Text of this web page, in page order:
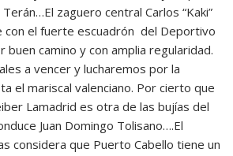
zaguero central Carlos “Kaki”
con el fuerte escuadrón del Deportivo
buen camino y con amplia regularidad.
a vencer y lucharemos por la
el mariscal valenciano. Por cierto que
Lamadrid es otra de las bujías del
Juan Domingo Tolisano….El
considera que Puerto Cabello tiene un